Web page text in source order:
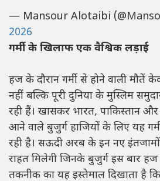
— Mansour Alotaibi
2026
गर्मी के खिलाफ एक वैश्विक लड़ाई
हज के दौरान गर्मी से होने वाली मौतें
नहीं बल्कि पूरी दुनिया के मुस्लिम
रही हैं। खासकर भारत, पाकिस्तान
आने वाले बुजुर्ग हाजियों के लिए यह
रही है। सऊदी अरब के इन नए इंतजामों
राहत मिलेगी जिनके बुजुर्ग इस बार
तकनीक का यह इस्तेमाल दिखाता है